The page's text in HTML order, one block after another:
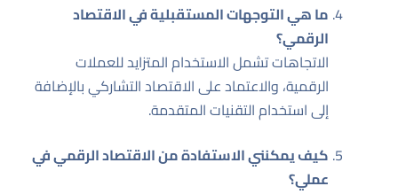
ما هي التوجهات المستقبلية في الاقتصاد
الرقمي؟
الاتجاهات تشمل الاستخدام المتزايد للعملات
الرقمية، والاعتماد على الاقتصاد التشاركي بالإضافة
إلى استخدام التقنيات المتقدمة.
كيف يمكنني الاستفادة من الاقتصاد الرقمي في
عملي؟